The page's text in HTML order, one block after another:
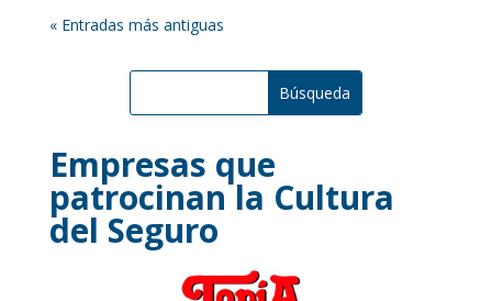
« Entradas más antiguas
Empresas que
patrocinan la Cultura
del Seguro